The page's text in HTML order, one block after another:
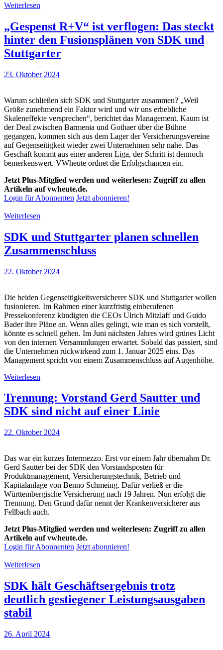
Weiterlesen
„Gespenst R+V“ ist verflogen: Das steckt
hinter den Fusionsplänen von SDK und
Stuttgarter
23. Oktober 2024
Warum schließen sich SDK und Stuttgarter zusammen? „Weil
Größe zunehmend ein Faktor wird und wir uns erhebliche
Skaleneffekte versprechen“, berichtet das Management. Kaum ist
der Deal zwischen Barmenia und Gothaer über die Bühne
gegangen, kommen sich aus dem Lager der Versicherungsvereine
auf Gegenseitigkeit wieder zwei Unternehmen sehr nahe. Das
Geschäft kommt aus einer anderen Liga, der Schritt ist dennoch
bemerkenswert. VWheute ordnet die Erfolgschancen ein.
Jetzt Plus-Mitglied werden und weiterlesen: Zugriff zu allen
Artikeln auf vwheute.de.
Login für Abonnenten Jetzt abonnieren!
Weiterlesen
SDK und Stuttgarter planen schnellen
Zusammenschluss
22. Oktober 2024
Die beiden Gegenseitigkeitsversicherer SDK und Stuttgarter wollen
fusionieren. Im Rahmen einer kurzfristig einberufenen
Pressekonferenz kündigten die CEOs Ulrich Mitzlaff und Guido
Bader ihre Pläne an. Wenn alles gelingt, wie man es sich vorstellt,
könnte es schnell gehen. Im Juni nächsten Jahres wird grünes Licht
von den internen Versammlungen erwartet. Sobald das passiert, sind
die Unternehmen rückwirkend zum 1. Januar 2025 eins. Das
Management spricht von einem Zusammenschluss auf Augenhöhe.
Weiterlesen
Trennung: Vorstand Gerd Sautter und
SDK sind nicht auf einer Linie
22. Oktober 2024
Das war ein kurzes Intermezzo. Erst vor einem Jahr übernahm Dr.
Gerd Sautter bei der SDK den Vorstandsposten für
Produktmanagement, Versicherungstechnik, Betrieb und
Kapitalanlage von Benno Schmeing. Dafür verließ er die
Württembergische Versicherung nach 19 Jahren. Nun erfolgt die
Trennung. Den Grund dafür nennt der Krankenversicherer aus
Fellbach auch.
Jetzt Plus-Mitglied werden und weiterlesen: Zugriff zu allen
Artikeln auf vwheute.de.
Login für Abonnenten Jetzt abonnieren!
Weiterlesen
SDK hält Geschäftsergebnis trotz
deutlich gestiegener Leistungsausgaben
stabil
26. April 2024